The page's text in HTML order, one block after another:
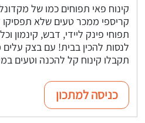
קינוח פאי תפוחים כמו של
קריספי ממכר טעים שלא
תפוחי פינק ליידי, דבש, קינמון
לנסות להכין בבית! עם בצק
תקבלו קינוח קל להכנה וטעים
כניסה למתכון